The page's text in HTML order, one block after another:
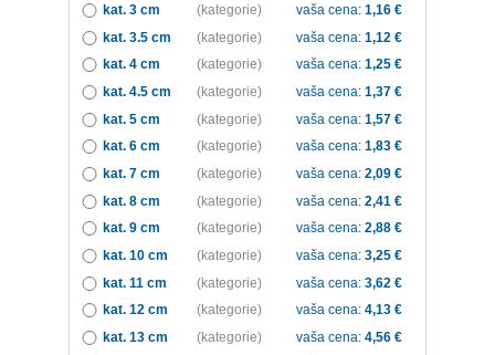
kat. 3 cm
(kategorie) vaša cena: 1,16 €
kat. 3.5 cm
(kategorie) vaša cena: 1,12 €
kat. 4 cm
(kategorie) vaša cena: 1,25 €
kat. 4.5 cm
(kategorie) vaša cena: 1,37 €
kat. 5 cm
(kategorie) vaša cena: 1,57 €
kat. 6 cm
(kategorie) vaša cena: 1,83 €
kat. 7 cm
(kategorie) vaša cena: 2,09 €
kat. 8 cm
(kategorie) vaša cena: 2,41 €
kat. 9 cm
(kategorie) vaša cena: 2,88 €
kat. 10 cm
(kategorie) vaša cena: 3,25 €
kat. 11 cm
(kategorie) vaša cena: 3,62 €
kat. 12 cm
(kategorie) vaša cena: 4,13 €
kat. 13 cm
(kategorie) vaša cena: 4,56 €